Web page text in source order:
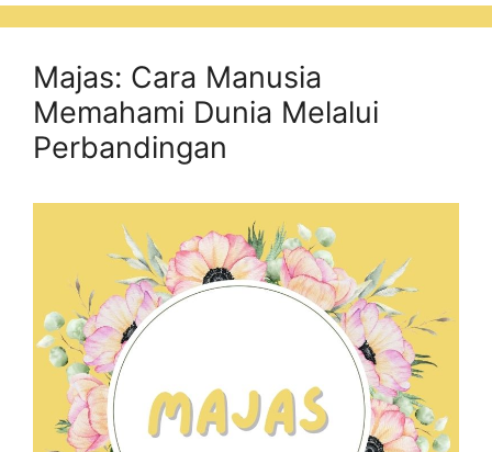
Majas: Cara Manusia
Memahami Dunia Melalui
Perbandingan